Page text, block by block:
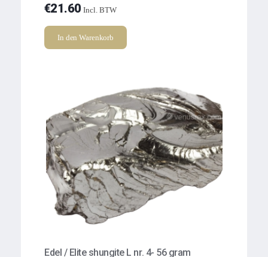
€21.60 Incl. BTW
In den Warenkorb
Edel / Elite shungite L nr. 4- 56 gram